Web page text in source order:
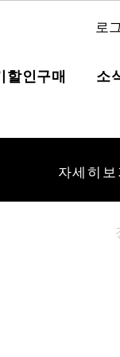
로
할인구매 소
자세히보